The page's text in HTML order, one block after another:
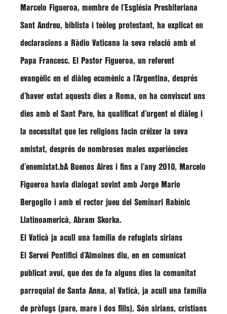
Marcelo Figueroa, membre de l’Església Presbiteriana
Sant Andreu, biblista i teòleg protestant, ha explicat en
declaracions a Ràdio Vaticana la seva relació amb el
Papa Francesc. El Pastor Figueroa, un referent
evangèlic en el diàleg ecumènic a l’Argentina, després
d’haver estat aquests dies a Roma, on ha conviscut uns
dies amb el Sant Pare, ha qualificat d’urgent el diàleg i
la necessitat que les religions facin créixer la seva
amistat, després de nombroses males experiències
d’enemistat.bA Buenos Aires i fins a l’any 2010, Marcelo
Figueroa havia dialogat sovint amb Jorge Mario
Bergoglio i amb el rector jueu del Seminari Rabínic
Llatinoamericà, Abram Skorka.
El Vaticà ja acull una família de refugiats sirians
El Servei Pontifici d’Almoines diu, en en comunicat
publicat avui, que des de fa alguns dies la comunitat
parroquial de Santa Anna, al Vaticà, ja acull una família
de pròfugs (pare, mare i dos fills). Són sirians, cristians